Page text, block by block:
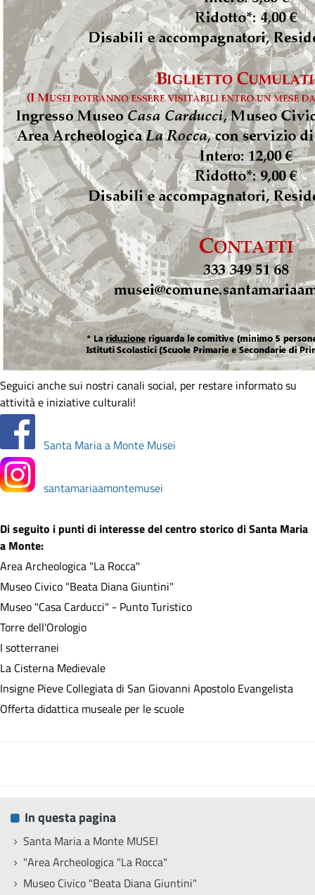
Seguici anche sui nostri canali social, per restare informato su
attività e iniziative culturali!
Santa Maria a Monte Musei
santamariaamontemusei
Di seguito i punti di interesse del centro storico di Santa Maria
a Monte:
Area Archeologica "La Rocca"
Museo Civico "Beata Diana Giuntini"
Museo "Casa Carducci" - Punto Turistico
Torre dell'Orologio
I sotterranei
La Cisterna Medievale
Insigne Pieve Collegiata di San Giovanni Apostolo Evangelista
Offerta didattica museale per le scuole
In questa pagina
Santa Maria a Monte MUSEI
"Area Archeologica "La Rocca"
Museo Civico "Beata Diana Giuntini"